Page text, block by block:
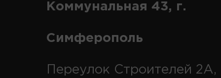
Коммунальная 43, г.
Симферополь
Переулок Строителей 2А,